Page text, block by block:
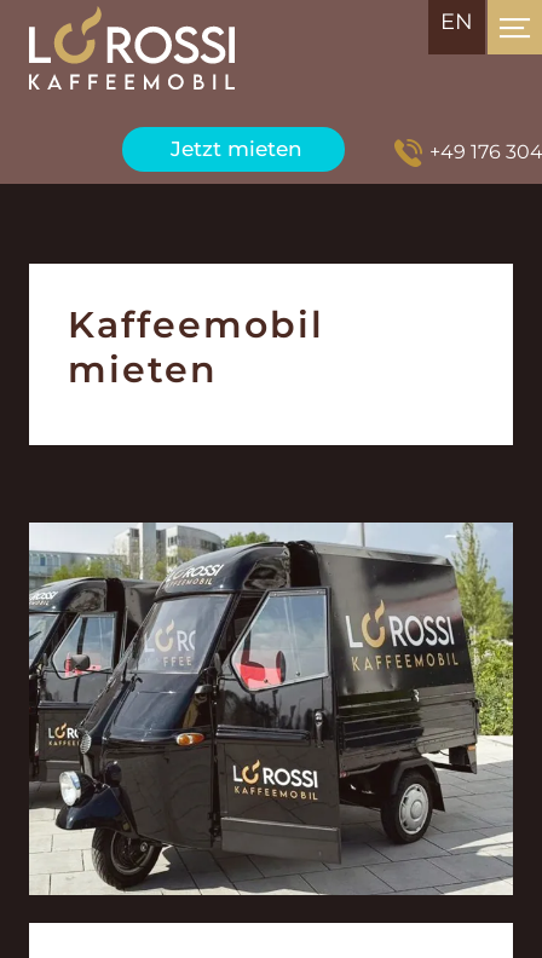
EN
Jetzt mieten +49 176
Kaffeemobil
mieten